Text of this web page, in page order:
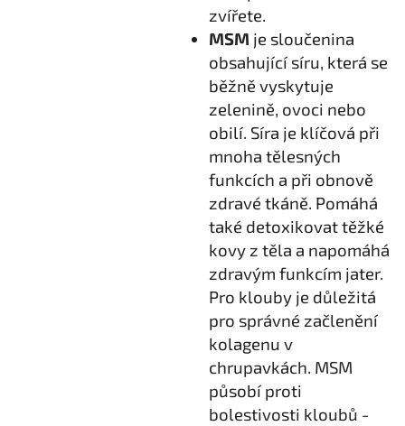
zvířete.
MSM je sloučenina
obsahující síru, která se
běžně vyskytuje
zelenině, ovoci nebo
obilí. Síra je klíčová při
mnoha tělesných
funkcích a při obnově
zdravé tkáně. Pomáhá
také detoxikovat těžké
kovy z těla a napomáhá
zdravým funkcím jater.
Pro klouby je důležitá
pro správné začlenění
kolagenu v
chrupavkách. MSM
působí proti
bolestivosti kloubů -